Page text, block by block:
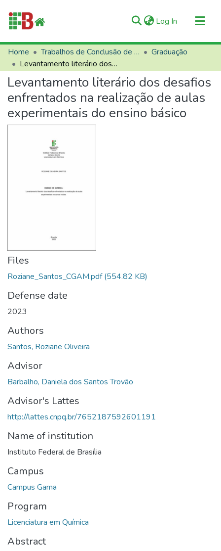
Log In (current)
Communities & Collections
All of RIIFB
Manuals and Terms
Statistics
About RIIFB
Home Trabalhos de Conclusão de Curso (TCCs)
Graduação
Levantamento literário dos desafios enfrentados na realização de aulas experimentais do ensino básico
Levantamento literário dos desafios
enfrentados na realização de aulas
experimentais do ensino básico
Files
Roziane_Santos_CGAM.pdf(554.82 KB)
Defense date
2023
Authors
Santos, Roziane Oliveira
Advisor
Barbalho, Daniela dos Santos Trovão
Advisor's Lattes
http://lattes.cnpq.br/7652187592601191
Name of institution
Instituto Federal de Brasília
Campus
Campus Gama
Program
Licenciatura em Química
Abstract